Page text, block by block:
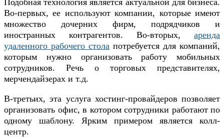
Во-первых, ее используют компании, которые имеют
множество дочерних фирм, подрядчиков и
иностранных контрагентов. Во-вторых, аренда
удаленного рабочего стола потребуется для компаний,
которым нужно организовать работу мобильных
сотрудников. Речь о торговых представителях,
мерчендайзерах и т.д.
В-третьих, эта услуга хостинг-провайдеров позволяет
организовать офис, в котором сотрудники работают по
одному шаблону. Ярким примером является колл-
центр.